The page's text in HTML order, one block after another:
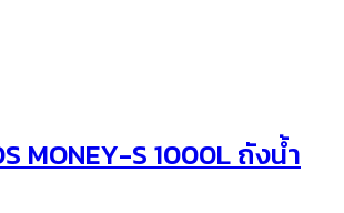
MONEY-S 1000L ถังน้ำ